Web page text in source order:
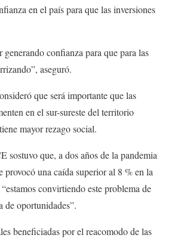
en el país para que las inversiones
generando confianza para que para las
aseguró.
que será importante que las
en el sur-sureste del territorio
mayor rezago social.
sostuvo que, a dos años de la pandemia
una caída superior al 8 % en la
convirtiendo este problema de
de oportunidades”.
beneficiadas por el reacomodo de las